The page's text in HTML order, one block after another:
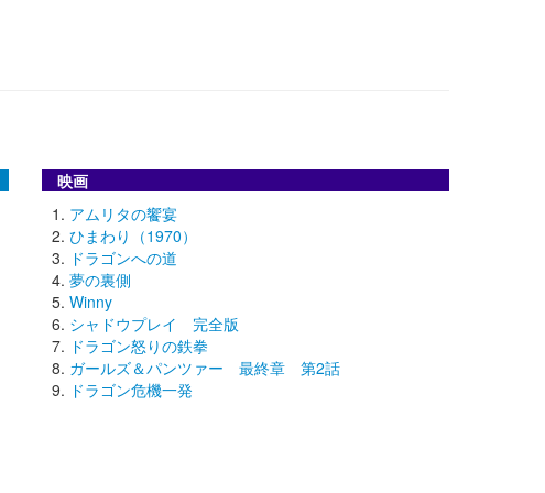
映画
アムリタの饗宴
ひまわり（1970）
ドラゴンへの道
夢の裏側
Winny
シャドウプレイ 完全版
ドラゴン怒りの鉄拳
ガールズ＆パンツァー 最終章 第2話
ドラゴン危機一発